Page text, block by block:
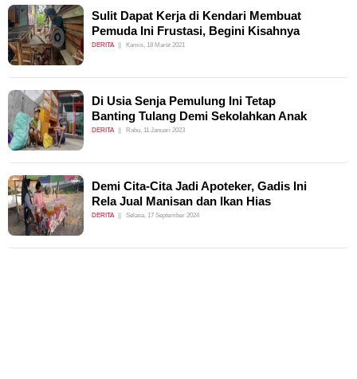
Sulit Dapat Kerja di Kendari Membuat
Pemuda Ini Frustasi, Begini Kisahnya
DERITA Kamis, 18 Maret 2021
Di Usia Senja Pemulung Ini Tetap
Banting Tulang Demi Sekolahkan Anak
DERITA Rabu, 11 Januari 2023
Demi Cita-Cita Jadi Apoteker, Gadis Ini
Rela Jual Manisan dan Ikan Hias
DERITA Selasa, 17 September 2024